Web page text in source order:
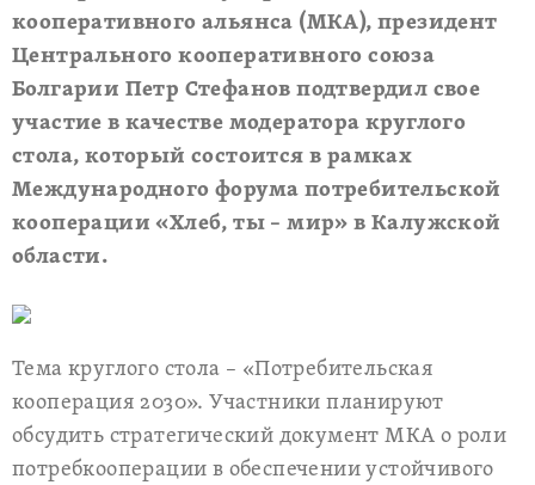
кооперативного альянса (МКА), президент
Центрального кооперативного союза
Болгарии Петр Стефанов подтвердил свое
участие в качестве модератора круглого
стола, который состоится в рамках
Международного форума потребительской
кооперации «Хлеб, ты – мир» в Калужской
области.
Тема круглого стола – «Потребительская
кооперация 2030». Участники планируют
обсудить стратегический документ МКА о роли
потребкооперации в обеспечении устойчивого